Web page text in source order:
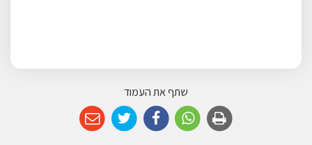
שתף את העמוד